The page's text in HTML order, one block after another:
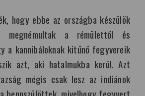
hogy ebbe az országba készülök
megnémultak a rémülettől és
a kannibáloknak kitűnő fegyvereik
azt, aki hatalmukba kerül. Azt
mégis csak lesz az indiánok